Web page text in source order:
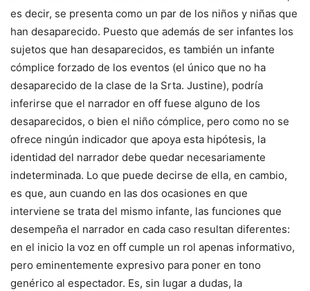
es decir, se presenta como un par de los niños y niñas que
han desaparecido. Puesto que además de ser infantes los
sujetos que han desaparecidos, es también un infante
cómplice forzado de los eventos (el único que no ha
desaparecido de la clase de la Srta. Justine), podría
inferirse que el narrador en off fuese alguno de los
desaparecidos, o bien el niño cómplice, pero como no se
ofrece ningún indicador que apoya esta hipótesis, la
identidad del narrador debe quedar necesariamente
indeterminada. Lo que puede decirse de ella, en cambio,
es que, aun cuando en las dos ocasiones en que
interviene se trata del mismo infante, las funciones que
desempeña el narrador en cada caso resultan diferentes:
en el inicio la voz en off cumple un rol apenas informativo,
pero eminentemente expresivo para poner en tono
genérico al espectador. Es, sin lugar a dudas, la